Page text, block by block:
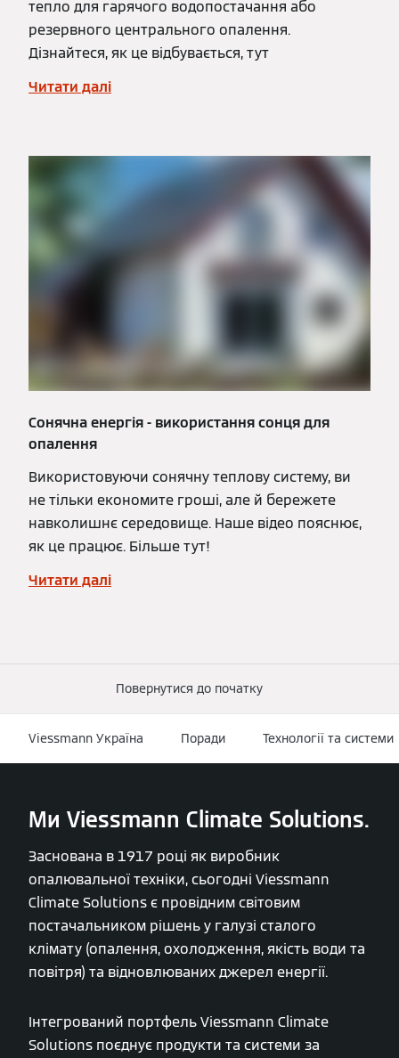
тепло для гарячого водопостачання або
резервного центрального опалення.
Дізнайтеся, як це відбувається, тут
Читати далі
Сонячна енергія - використання сонця для
опалення
Використовуючи сонячну теплову систему, ви
не тільки економите гроші, але й бережете
навколишнє середовище. Наше відео пояснює,
як це працює. Більше тут!
Читати далі
Повернутися до початку
Viessmann Україна Поради Технології та системи
Ми Viessmann Climate Solutions.
Заснована в 1917 році як виробник
опалювальної техніки, сьогодні Viessmann
Climate Solutions є провідним світовим
постачальником рішень у галузі сталого
клімату (опалення, охолодження, якість води та
повітря) та відновлюваних джерел енергії.
Інтегрований портфель Viessmann Climate
Solutions поєднує продукти та системи за